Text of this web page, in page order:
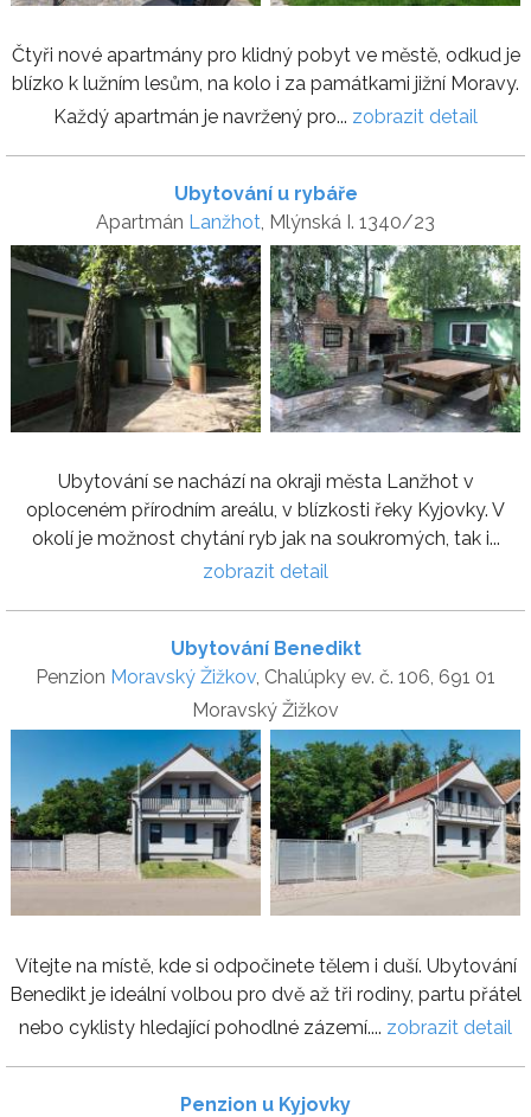
Čtyři nové apartmány pro klidný pobyt ve městě, odkud je
blízko k lužním lesům, na kolo i za památkami jižní Moravy.
Každý apartmán je navržený pro... zobrazit detail
Ubytování u rybáře
Apartmán Lanžhot, Mlýnská I. 1340/23
Ubytování se nachází na okraji města Lanžhot v
oploceném přírodním areálu, v blízkosti řeky Kyjovky. V
okolí je možnost chytání ryb jak na soukromých, tak i...
zobrazit detail
Ubytování Benedikt
Penzion Moravský Žižkov, Chalúpky ev. č. 106, 691 01
Moravský Žižkov
Vítejte na místě, kde si odpočinete tělem i duší. Ubytování
Benedikt je ideální volbou pro dvě až tři rodiny, partu přátel
nebo cyklisty hledající pohodlné zázemí.... zobrazit detail
Penzion u Kyjovky